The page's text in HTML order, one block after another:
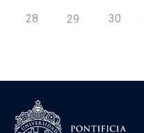
28 29 30